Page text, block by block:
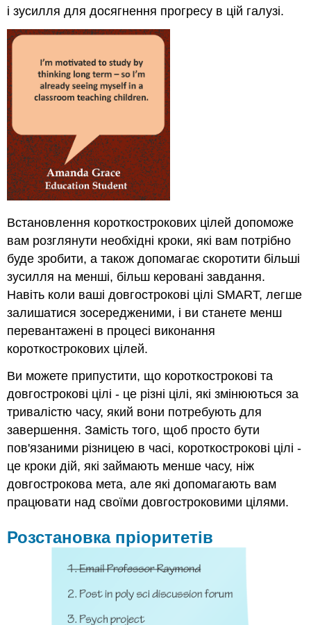
і зусилля для досягнення прогресу в цій галузі.
Встановлення короткострокових цілей допоможе
вам розглянути необхідні кроки, які вам потрібно
буде зробити, а також допомагає скоротити більші
зусилля на менші, більш керовані завдання.
Навіть коли ваші довгострокові цілі SMART, легше
залишатися зосередженими, і ви станете менш
перевантажені в процесі виконання
короткострокових цілей.
Ви можете припустити, що короткострокові та
довгострокові цілі - це різні цілі, які змінюються за
тривалістю часу, який вони потребують для
завершення. Замість того, щоб просто бути
пов'язаними різницею в часі, короткострокові цілі -
це кроки дій, які займають менше часу, ніж
довгострокова мета, але які допомагають вам
працювати над своїми довгостроковими цілями.
Розстановка пріоритетів